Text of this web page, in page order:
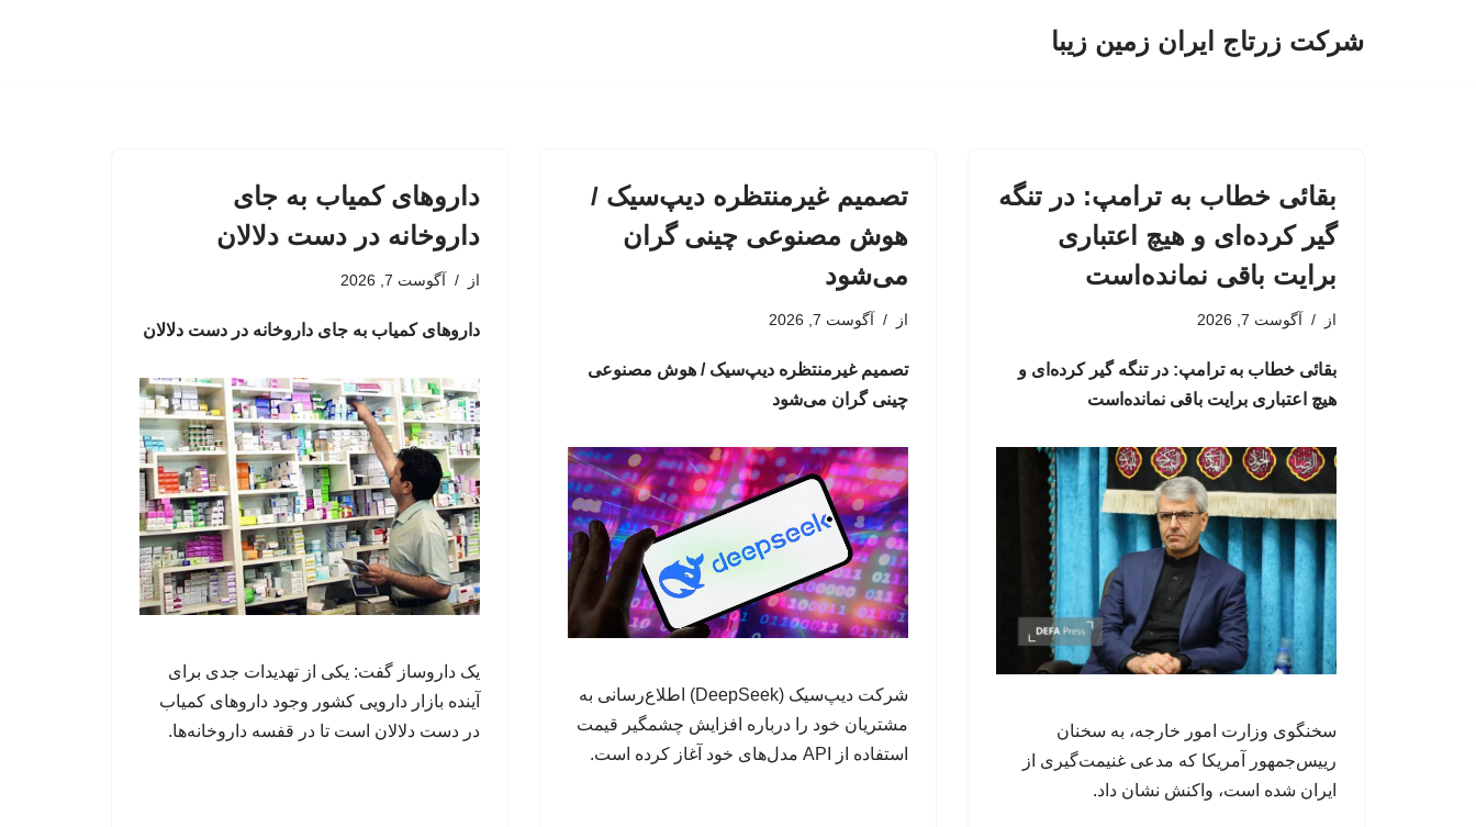
شرکت زرتاج ایران زمین زیبا
بقائی خطاب به ترامپ: در تنگه
گیر کرده‌ای و هیچ اعتباری
برایت باقی نمانده‌است
از آگوست 7, 2026
بقائی خطاب به ترامپ: در تنگه گیر کرده‌ای و
هیچ اعتباری برایت باقی نمانده‌است
سخنگوی وزارت امور خارجه، به سخنان
رییس‌جمهور آمریکا که مدعی غنیمت‌گیری از
ایران شده است، واکنش نشان داد.
تصمیم غیرمنتظره دیپ‌سیک /
هوش مصنوعی چینی گران
می‌شود
از آگوست 7, 2026
تصمیم غیرمنتظره دیپ‌سیک / هوش مصنوعی
چینی گران می‌شود
شرکت دیپ‌سیک (DeepSeek) اطلاع‌رسانی به
مشتریان خود را درباره افزایش چشمگیر قیمت
استفاده از API مدل‌های خود آغاز کرده است.
داروهای کمیاب به جای
داروخانه در دست دلالان
از آگوست 7, 2026
داروهای کمیاب به جای داروخانه در دست دلالان
یک داروساز گفت: یکی از تهدیدات جدی برای
آینده بازار دارویی کشور وجود داروهای کمیاب
در دست دلالان است تا در قفسه داروخانه‌ها.